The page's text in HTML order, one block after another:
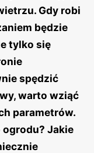
Gdy robi
będzie
tylko się
spędzić
warto wziąć
parametrów.
ogrodu? Jakie